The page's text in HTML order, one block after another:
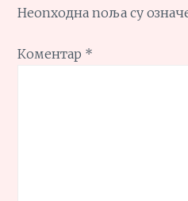
Неопходна поља су
Коментар *